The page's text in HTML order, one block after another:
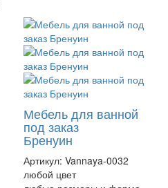
Мебель для ванной
под заказ
Бренуин
Артикул: Vannaya-0032
любой цвет